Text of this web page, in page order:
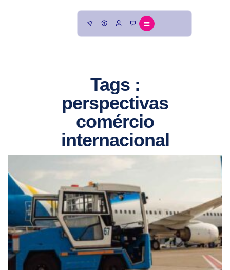
Tags :
perspectivas
comércio
internacional